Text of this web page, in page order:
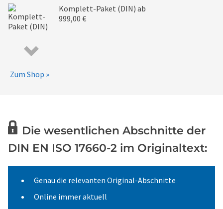
Komplett-Paket (DIN) ab
999,00 €
Zum Shop »
Die wesentlichen Abschnitte der
DIN EN ISO 17660-2 im Originaltext:
Genau die relevanten Original-Abschnitte
Online immer aktuell